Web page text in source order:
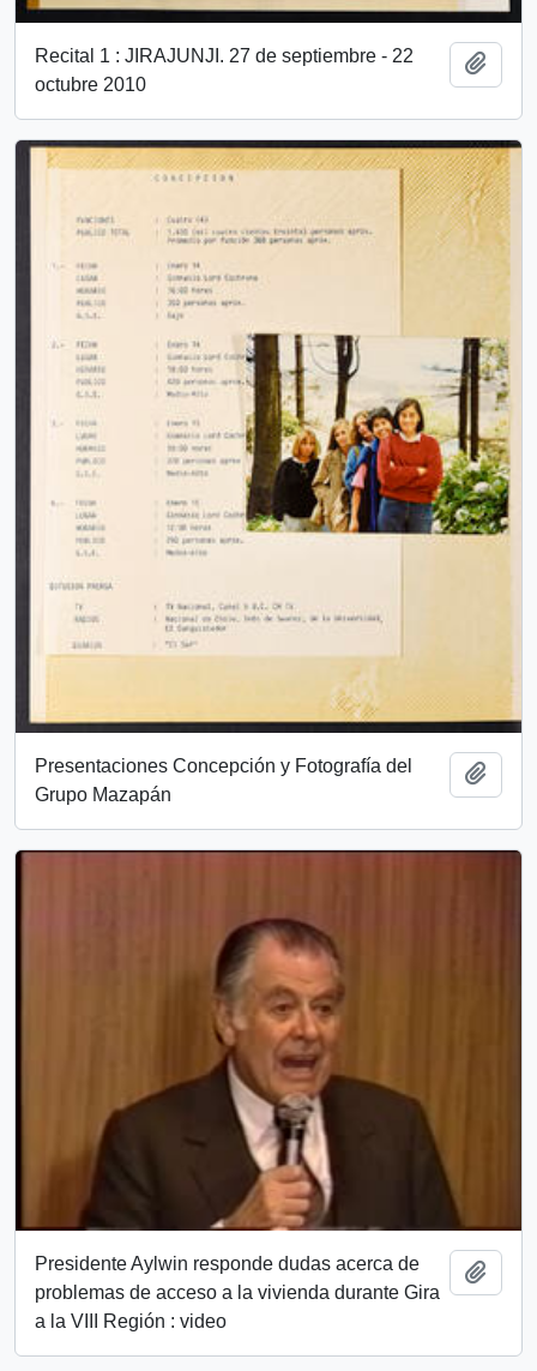
Recital 1 : JIRAJUNJI. 27 de septiembre - 22
octubre 2010
Presentaciones Concepción y Fotografía del
Grupo Mazapán
Presidente Aylwin responde dudas acerca de
problemas de acceso a la vivienda durante Gira
a la VIII Región : video